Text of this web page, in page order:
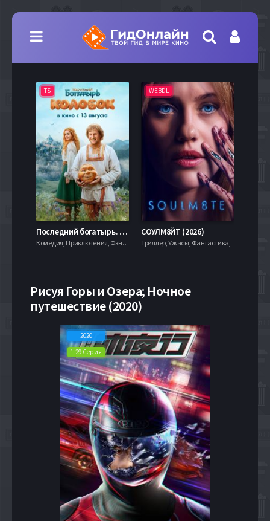
TS
Последний богатырь. Колобок (2026)
Комедия, Приключения, Фэнтези,
WEBDL
СОУЛМ8ЙТ (2026)
Триллер, Ужасы, Фантастика,
Рисуя Горы и Озера; Ночное
путешествие (2020)
2020
1-29 Серия